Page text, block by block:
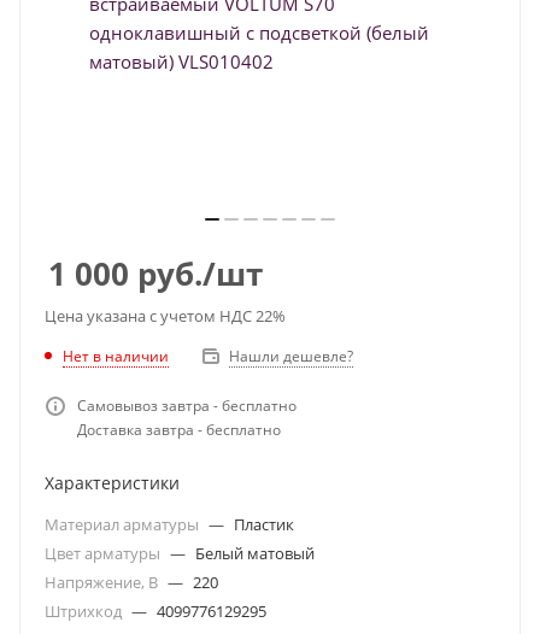
1 000 руб./шт
Цена указана с учетом НДС 22%
Нет в наличии Нашли дешевле?
Самовывоз завтра - бесплатно
Доставка завтра - бесплатно
Характеристики
Материал арматуры — Пластик
Цвет арматуры — Белый матовый
Напряжение, В — 220
Штрихкод — 4099776129295